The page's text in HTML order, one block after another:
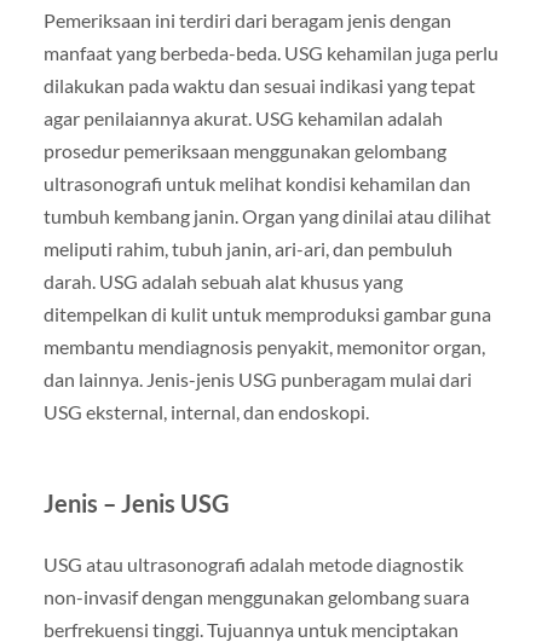
Pemeriksaan ini terdiri dari beragam jenis dengan
manfaat yang berbeda-beda. USG kehamilan juga perlu
dilakukan pada waktu dan sesuai indikasi yang tepat
agar penilaiannya akurat. USG kehamilan adalah
prosedur pemeriksaan menggunakan gelombang
ultrasonografi untuk melihat kondisi kehamilan dan
tumbuh kembang janin. Organ yang dinilai atau dilihat
meliputi rahim, tubuh janin, ari-ari, dan pembuluh
darah. USG adalah sebuah alat khusus yang
ditempelkan di kulit untuk memproduksi gambar guna
membantu mendiagnosis penyakit, memonitor organ,
dan lainnya. Jenis-jenis USG punberagam mulai dari
USG eksternal, internal, dan endoskopi.
Jenis – Jenis USG
USG atau ultrasonografi adalah metode diagnostik
non-invasif dengan menggunakan gelombang suara
berfrekuensi tinggi. Tujuannya untuk menciptakan